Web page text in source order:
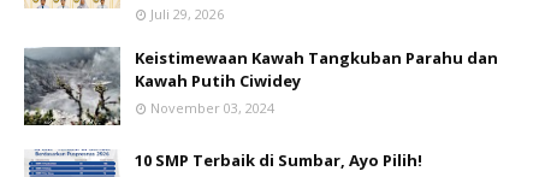
Juli 29, 2026
Keistimewaan Kawah Tangkuban Parahu dan
Kawah Putih Ciwidey
November 03, 2024
10 SMP Terbaik di Sumbar, Ayo Pilih!